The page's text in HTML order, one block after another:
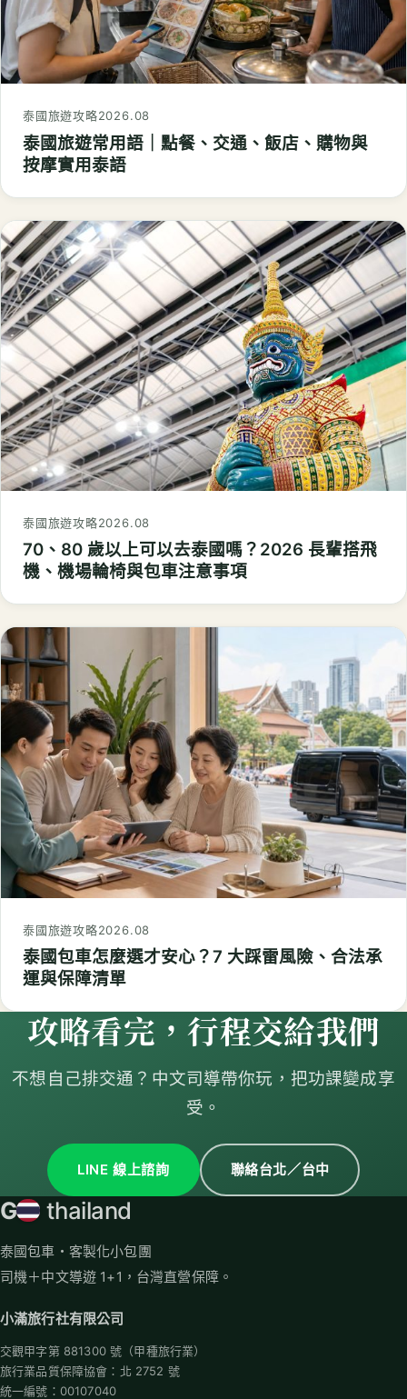
泰國旅遊攻略2026.08
泰國旅遊常用語｜點餐、交通、飯店、購物與
按摩實用泰語
泰國旅遊攻略2026.08
70、80 歲以上可以去泰國嗎？2026 長輩搭飛
機、機場輪椅與包車注意事項
泰國旅遊攻略2026.08
泰國包車怎麼選才安心？7 大踩雷風險、合法承
運與保障清單
攻略看完，行程交給我們
不想自己排交通？中文司導帶你玩，把功課變成享
受。
LINE 線上諮詢 聯絡台北／台中
G thailand
泰國包車・客製化小包團
司機＋中文導遊 1+1，台灣直營保障。
小滿旅行社有限公司
交觀甲字第 881300 號（甲種旅行業）
旅行業品質保障協會：北 2752 號
統一編號：00107040